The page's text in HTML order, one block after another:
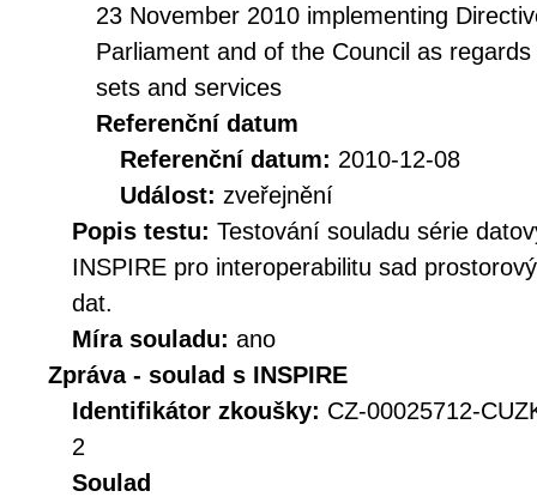
23 November 2010 implementing
Parliament and of the Council as
sets and services
Referenční datum
Referenční datum: 2010-12-08
Událost: zveřejnění
Popis testu: Testování souladu série
INSPIRE pro interoperabilitu sad
dat.
Míra souladu: ano
Zpráva - soulad s INSPIRE
Identifikátor zkoušky: CZ-00025712-
2
Soulad